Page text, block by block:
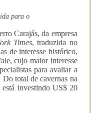
para o
Carajás, da empresa
Times, traduzida no
de interesse histórico,
cujo maior interesse
para avaliar a
total de cavernas na
está investindo US$ 20